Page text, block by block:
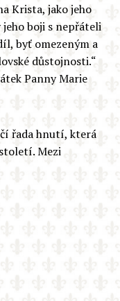
Krista, jako jeho
boji s nepřáteli
byť omezeným a
důstojnosti.“
Panny Marie
řada hnutí, která
Mezi